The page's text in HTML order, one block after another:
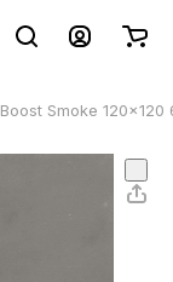
Boost Smoke 120x120